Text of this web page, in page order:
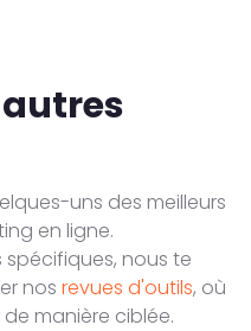
uns des meilleurs
en ligne.
spécifiques, nous te
nos revues d'outils, où
manière ciblée.